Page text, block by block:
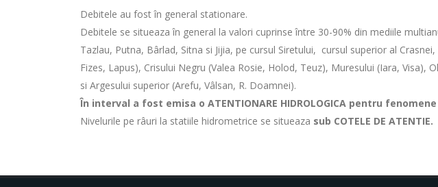
Debitele au fost în general stationare.
Debitele se situeaza în general la valori cuprinse între 30-90% din mediile
Tazlau, Putna, Bârlad, Sitna si Jijia, pe cursul Siretului, cursul superior al
Fizes, Lapus), Crisului Negru (Valea Rosie, Holod, Teuz), Muresului (Iara,
si Argesului superior (Arefu, Vâlsan, R. Doamnei).
În interval a fost emisa o ATENTIONARE HIDROLOGICA pentru
Nivelurile pe râuri la statiile hidrometrice se situeaza sub COTELE DE ATENTIE.